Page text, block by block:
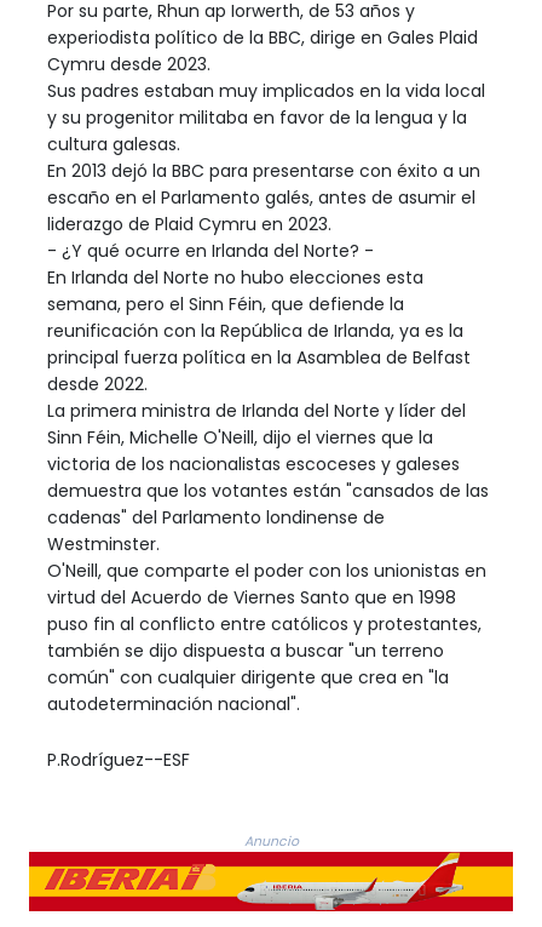
Por su parte, Rhun ap Iorwerth, de 53 años y
experiodista político de la BBC, dirige en Gales Plaid
Cymru desde 2023.
Sus padres estaban muy implicados en la vida local
y su progenitor militaba en favor de la lengua y la
cultura galesas.
En 2013 dejó la BBC para presentarse con éxito a un
escaño en el Parlamento galés, antes de asumir el
liderazgo de Plaid Cymru en 2023.
- ¿Y qué ocurre en Irlanda del Norte? -
En Irlanda del Norte no hubo elecciones esta
semana, pero el Sinn Féin, que defiende la
reunificación con la República de Irlanda, ya es la
principal fuerza política en la Asamblea de Belfast
desde 2022.
La primera ministra de Irlanda del Norte y líder del
Sinn Féin, Michelle O'Neill, dijo el viernes que la
victoria de los nacionalistas escoceses y galeses
demuestra que los votantes están "cansados de las
cadenas" del Parlamento londinense de
Westminster.
O'Neill, que comparte el poder con los unionistas en
virtud del Acuerdo de Viernes Santo que en 1998
puso fin al conflicto entre católicos y protestantes,
también se dijo dispuesta a buscar "un terreno
común" con cualquier dirigente que crea en "la
autodeterminación nacional".
P.Rodríguez--ESF
Anuncio